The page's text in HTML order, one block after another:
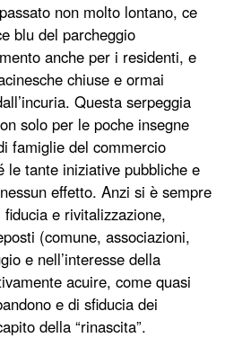
non molto lontano, ce
blu del parcheggio
anche per i residenti, e
chiuse e ormai
Questa serpeggia
solo per le poche insegne
famiglie del commercio
le tante iniziative pubbliche e
effetto. Anzi si è sempre
e rivitalizzazione,
(comune, associazioni,
e nell’interesse della
acuire, come quasi
e di sfiducia dei
della “rinascita”.